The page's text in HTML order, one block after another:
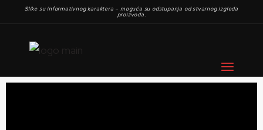
Slike su informativnog karaktera – moguća su odstupanja od stvarnog izgleda
proizvoda.